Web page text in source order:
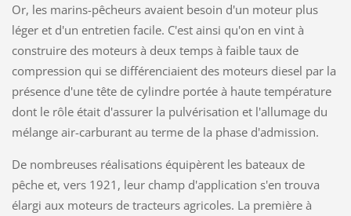
Or, les marins-pêcheurs avaient besoin d'un moteur plus
léger et d'un entretien facile. C'est ainsi qu'on en vint à
construire des moteurs à deux temps à faible taux de
compression qui se différenciaient des moteurs diesel par la
présence d'une tête de cylindre portée à haute température
dont le rôle était d'assurer la pulvérisation et l'allumage du
mélange air-carburant au terme de la phase d'admission.
De nombreuses réalisations équipèrent les bateaux de
pêche et, vers 1921, leur champ d'application s'en trouva
élargi aux moteurs de tracteurs agricoles. La première à